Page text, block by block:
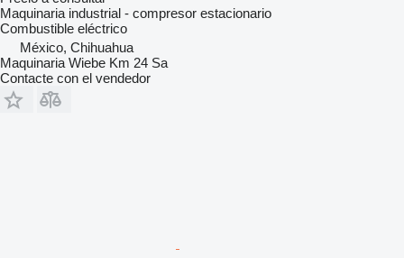
Maquinaria industrial - compresor estacionario
Combustible eléctrico
México, Chihuahua
Maquinaria Wiebe Km 24 Sa
Contacte con el vendedor